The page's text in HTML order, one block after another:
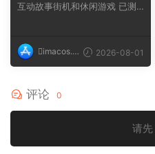
互动故事街机和休闲游戏 已测
imacos.t
op
2026-08-01
评论 0
请先